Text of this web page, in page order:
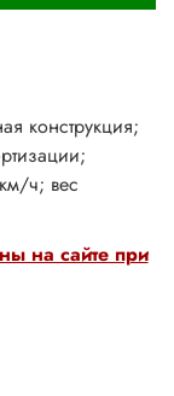
на сайте при
конструкция;
ч; вес